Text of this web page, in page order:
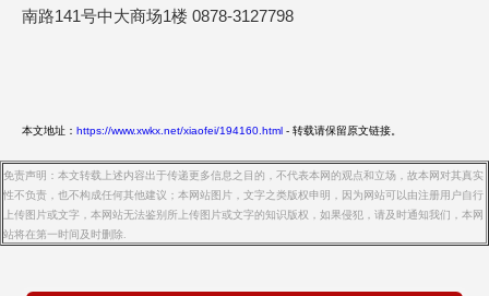
南路141号中大商场1楼 0878-3127798
本文地址： https://www.xwkx.net/xiaofei/194160.html - 转载请保留原文链接。
免责声明：本文转载上述内容出于传递更多信息之目的，不代表本网的观点和立场，故本网对其真实
性不负责，也不构成任何其他建议；本网站图片，文字之类版权申明，因为网站可以由注册用户自行
上传图片或文字，本网站无法鉴别所上传图片或文字的知识版权，如果侵犯，请及时通知我们，本网
站将在第一时间及时删除.